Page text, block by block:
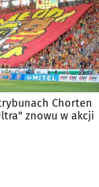
Chorten
znowu w akcji